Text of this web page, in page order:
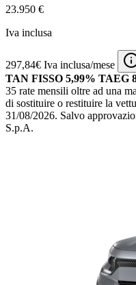
23.950 €
Iva inclusa
297,84€ Iva inclusa/mese
TAN FISSO 5,99% TAEG
35 rate mensili oltre ad una
di sostituire o restituire la
31/08/2026. Salvo
S.p.A.